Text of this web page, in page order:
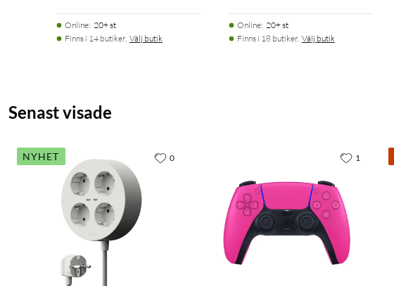
1 × Termostat TRM-01
1 × Golvgivare
Online: 20+ st
Finns i 14 butiker. Välj butik
Online: 20+ st
Finns i 18 butiker. Välj butik
Senast visade
NYHET 0 1